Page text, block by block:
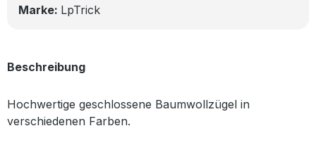
Marke: LpTrick
Beschreibung
Hochwertige geschlossene Baumwollzügel in
verschiedenen Farben.